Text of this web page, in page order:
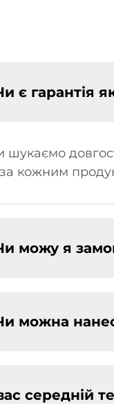
є гарантія
шукаємо
кожним
можу я
можна
середній